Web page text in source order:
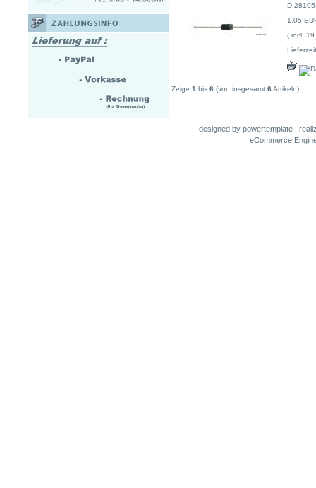
D
1,05
( incl. 19
Zeige 1 bis 6 (von insgesamt 6 Artikeln)
designed by powertemplate|
eCommerce